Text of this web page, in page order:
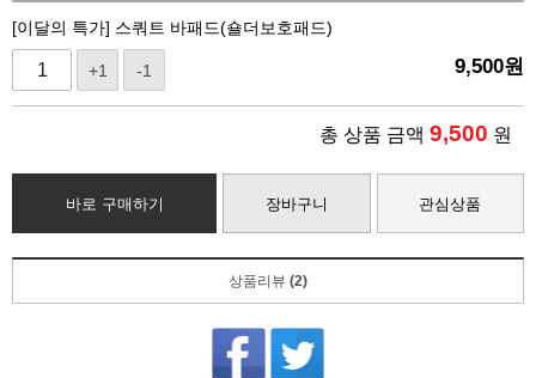
[이달의 특가] 스쿼트 바패드(숄더보호패드)
+1 -1 9,500원
총 상품 금액 9,500 원
바로 구매하기 장바구니 관심상품
상품리뷰 (2)